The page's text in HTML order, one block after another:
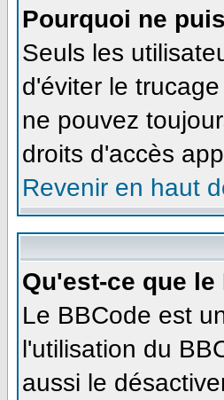
Pourquoi ne
Seuls les
d'éviter le
ne pouvez
droits d'accès
Revenir en haut
Qu'est-ce que le
Le BBCode est
l'utilisation du
aussi le